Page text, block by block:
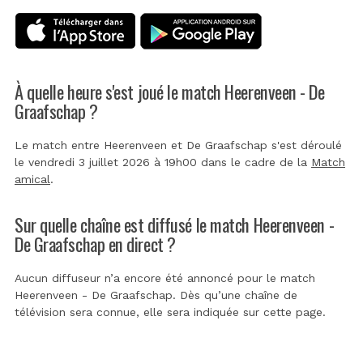
À quelle heure s'est joué le match Heerenveen - De
Graafschap ?
Le match entre Heerenveen et De Graafschap s'est déroulé
le vendredi 3 juillet 2026 à 19h00 dans le cadre de la Match
amical.
Sur quelle chaîne est diffusé le match Heerenveen -
De Graafschap en direct ?
Aucun diffuseur n’a encore été annoncé pour le match
Heerenveen - De Graafschap. Dès qu’une chaîne de
télévision sera connue, elle sera indiquée sur cette page.